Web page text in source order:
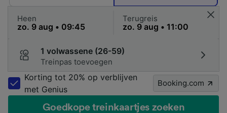
Heen Terugreis
1 volwassene (26-59)
Treinpas toevoegen
Korting tot 20% op verblijven
met Genius
Booking.com
Goedkope treinkaartjes zoeken